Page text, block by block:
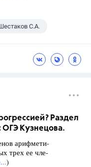
С.А.
Раздел
ОГЭ Кузнецова.
арифмети-
трех ее чле-
)